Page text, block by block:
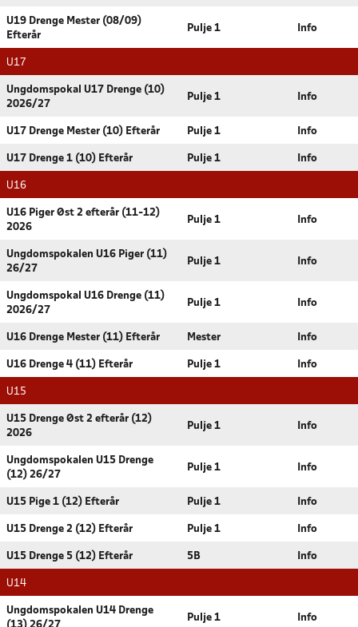
U19 Drenge Mester (08/09)
Efterår
Pulje 1 Info
U17
Ungdomspokal U17 Drenge (10)
2026/27
Pulje 1 Info
U17 Drenge Mester (10) Efterår Pulje 1 Info
U17 Drenge 1 (10) Efterår Pulje 1 Info
U16
U16 Piger Øst 2 efterår (11-12)
2026
Pulje 1 Info
Ungdomspokalen U16 Piger (11)
26/27
Pulje 1 Info
Ungdomspokal U16 Drenge (11)
2026/27
Pulje 1 Info
U16 Drenge Mester (11) Efterår Mester Info
U16 Drenge 4 (11) Efterår Pulje 1 Info
U15
U15 Drenge Øst 2 efterår (12)
2026
Pulje 1 Info
Ungdomspokalen U15 Drenge
(12) 26/27
Pulje 1 Info
U15 Pige 1 (12) Efterår Pulje 1 Info
U15 Drenge 2 (12) Efterår Pulje 1 Info
U15 Drenge 5 (12) Efterår 5B Info
U14
Ungdomspokalen U14 Drenge
Pulje 1 Info